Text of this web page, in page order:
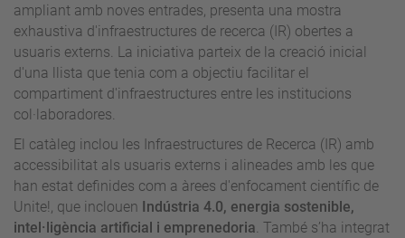
ampliant amb noves entrades, presenta una mostra
exhaustiva d'infraestructures de recerca (IR) obertes a
usuaris externs. La iniciativa parteix de la creació inicial
d'una llista que tenia com a objectiu facilitar el
compartiment d'infraestructures entre les institucions
col·laboradores.
El catàleg inclou les Infraestructures de Recerca (IR) amb
accessibilitat als usuaris externs i alineades amb les que
han estat definides com a àrees d'enfocament científic de
Unite!, que inclouen Indústria 4.0, energia sostenible,
intel·ligència artificial i emprenedoria. També s’ha integrat